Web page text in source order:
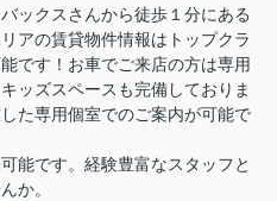
ックスさんから徒歩１分にある
アの賃貸物件情報はトップクラ
です！お車でご来店の方は専用
ッズスペースも完備しておりま
た専用個室でのご案内が可能で
能です。経験豊富なスタッフと
か。